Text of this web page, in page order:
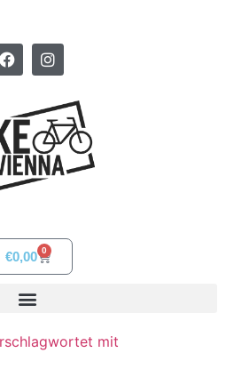
€0,00 0
mit